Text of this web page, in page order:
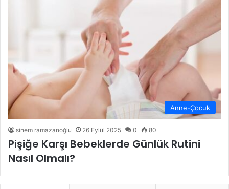
Anne-Çocuk
sinem ramazanoğlu 26 Eylül 2025 0 80
Pişiğe Karşı Bebeklerde Günlük Rutini
Nasıl Olmalı?